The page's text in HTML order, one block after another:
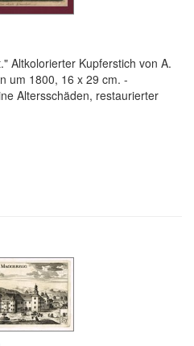
Altkolorierter Kupferstich von A.
um 1800, 16 x 29 cm. -
Altersschäden, restaurierter